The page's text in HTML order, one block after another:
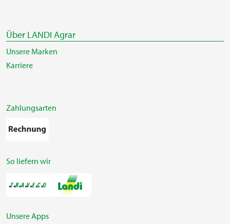
Über LANDI Agrar
Unsere Marken
Karriere
Zahlungsarten
So liefern wir
Unsere Apps